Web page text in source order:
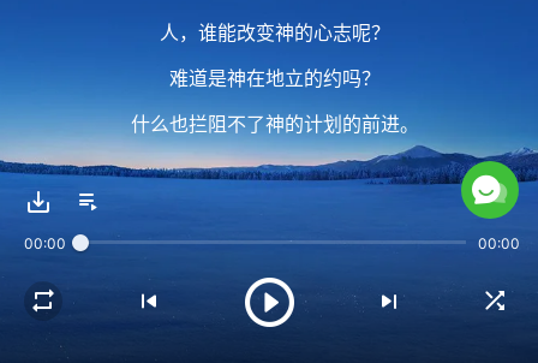
人，谁能改变神的心志呢？
难道是神在地立的约吗？
什么也拦阻不了神的计划的前进。
人，谁能插上手呢？
00:00 00:00